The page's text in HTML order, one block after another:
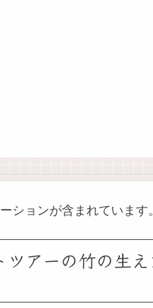
ションが含まれています
ツアーの竹の生